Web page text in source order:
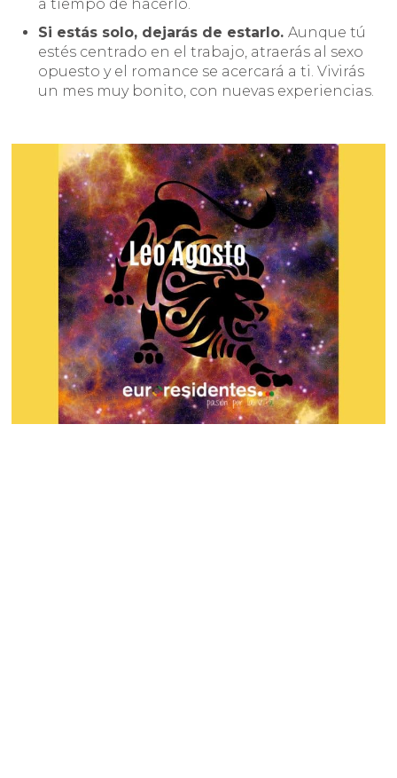
a tiempo de hacerlo.
Si estás solo, dejarás de estarlo.Aunque tú
estés centrado en el trabajo, atraerás al sexo
opuesto y el romance se acercará a ti. Vivirás
un mes muy bonito, con nuevas experiencias.